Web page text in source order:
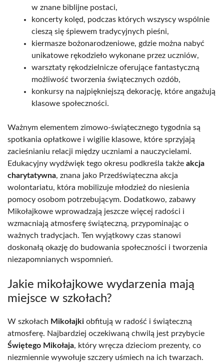
w znane biblijne postaci,
koncerty kolęd, podczas których wszyscy wspólnie
cieszą się śpiewem tradycyjnych pieśni,
kiermasze bożonarodzeniowe, gdzie można nabyć
unikatowe rękodzieło wykonane przez uczniów,
warsztaty rękodzielnicze oferujące fantastyczną
możliwość tworzenia świątecznych ozdób,
konkursy na najpiękniejszą dekorację, które angażują
klasowe społeczności.
Ważnym elementem zimowo-świątecznego tygodnia są
spotkania opłatkowe i wigilie klasowe, które sprzyjają
zacieśnianiu relacji między uczniami a nauczycielami.
Edukacyjny wydźwięk tego okresu podkreśla także akcja
charytatywna, znana jako Przedświąteczna akcja
wolontariatu, która mobilizuje młodzież do niesienia
pomocy osobom potrzebującym. Dodatkowo, zabawy
Mikołajkowe wprowadzają jeszcze więcej radości i
wzmacniają atmosferę świąteczną, przypominając o
ważnych tradycjach. Ten wyjątkowy czas stanowi
doskonałą okazję do budowania społeczności i tworzenia
niezapomnianych wspomnień.
Jakie mikołajkowe wydarzenia mają
miejsce w szkołach?
W szkołach Mikołajki obfitują w radość i świąteczną
atmosferę. Najbardziej oczekiwaną chwilą jest przybycie
Świętego Mikołaja, który wręcza dzieciom prezenty, co
niezmiennie wywołuje szczery uśmiech na ich twarzach.